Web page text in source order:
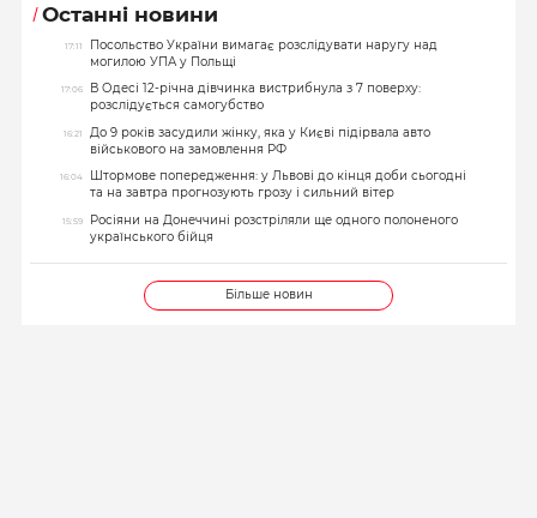
Останні новини
17:11
Посольство України вимагає розслідувати наругу над
могилою УПА у Польщі
17:06
В Одесі 12-річна дівчинка вистрибнула з 7 поверху:
розслідується самогубство
16:21
До 9 років засудили жінку, яка у Києві підірвала авто
військового на замовлення РФ
16:04
Штормове попередження: у Львові до кінця доби сьогодні
та на завтра прогнозують грозу і сильний вітер
15:59
Росіяни на Донеччині розстріляли ще одного полоненого
українського бійця
Більше новин